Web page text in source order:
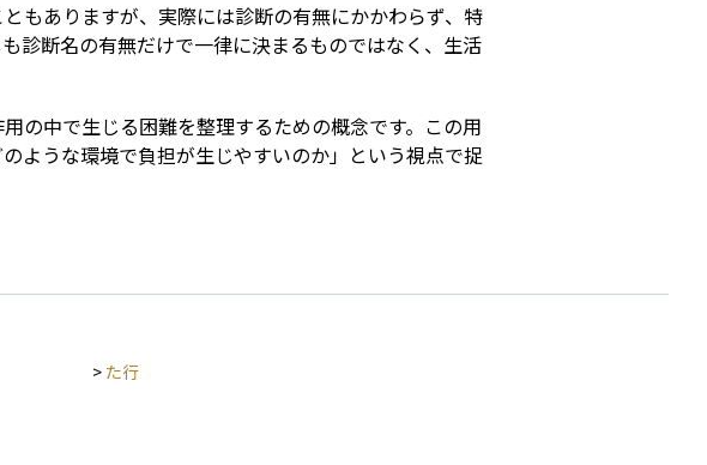
もありますが、実際には診断の有無にかかわらず、特
診断名の有無だけで一律に決まるものではなく、生活
の中で生じる困難を整理するための概念です。この用
ような環境で負担が生じやすいのか」という視点で捉
> た行